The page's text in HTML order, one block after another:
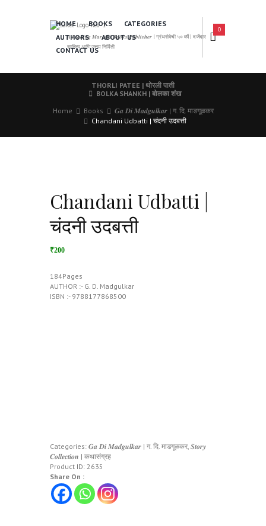
𝑨 𝑳𝒆𝒂𝒅𝒊𝒏𝒈 𝑴𝒂𝒓𝒂𝒕𝒉𝒊 𝑩𝒐𝒐𝒌𝒔 𝑷𝒖𝒃𝒍𝒊𝒔𝒉𝒆𝒓 | ग्रंथसेवेची ५० वर्षे | दर्जेदार
साहित्य आणि उत्तम निर्मिती
HOME BOOKS
CATEGORIES
AUTHORS
ABOUT US
CONTACT US
0
THORLI PATEE | थोरली पाती
BOLKA SHANKH | बोलका शंख
Home
Books
𝑮𝒂 𝑫𝒊 𝑴𝒂𝒅𝒈𝒖𝒍𝒌𝒂𝒓 | ग. दि. माडगूळकर
Chandani Udbatti | चंदनी उदबत्ती
Chandani Udbatti |
चंदनी उदबत्ती
₹200
184Pages
AUTHOR :- G. D. Madgulkar
ISBN :- 9788177868500
Categories: 𝑮𝒂 𝑫𝒊 𝑴𝒂𝒅𝒈𝒖𝒍𝒌𝒂𝒓 | ग. दि. माडगूळकर, 𝑺𝒕𝒐𝒓𝒚
𝑪𝒐𝒍𝒍𝒆𝒄𝒕𝒊𝒐𝒏 | कथासंग्रह
Product ID: 2635
Share On :